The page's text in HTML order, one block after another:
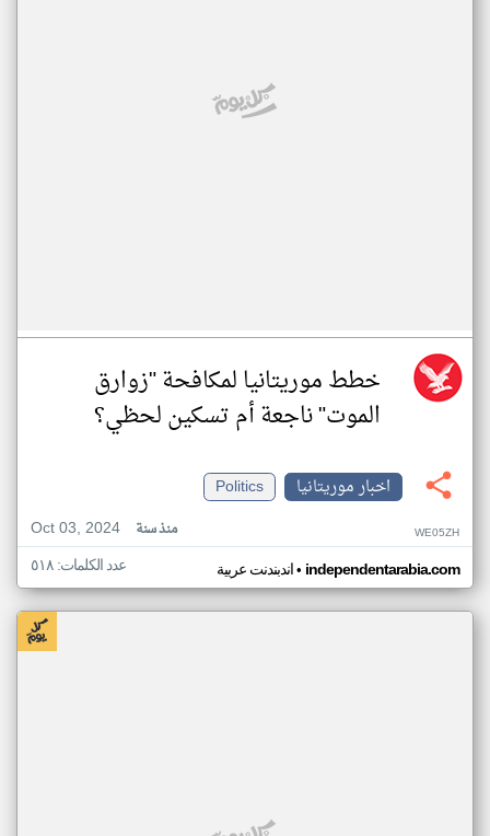
خطط موريتانيا لمكافحة "زوارق
الموت" ناجعة أم تسكين لحظي؟
اخبار موريتانيا
Politics
Oct 03, 2024
منذ سنة WE05ZH
اندبندنت عربية• independentarabia.com عدد الكلمات: ٥١٨